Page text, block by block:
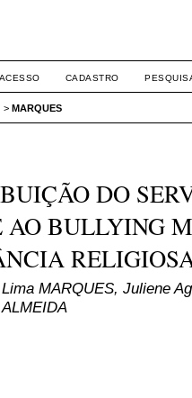
ACESSO CADASTRO
> MARQUES
DO
AO BULLYING
MARQUES, Juliene